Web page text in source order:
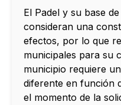
El Padel y su base
consideran una
efectos, por lo que
municipales para su
municipio requiere
diferente en función
el momento de la